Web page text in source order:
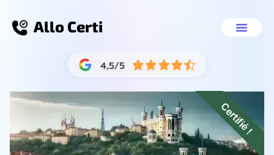
Allo Certi
Certifié !